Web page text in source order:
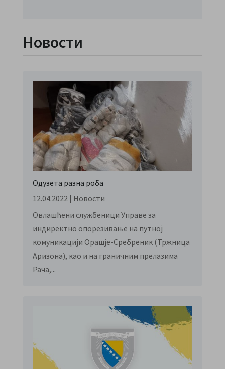
Новости
Одузета разна роба
12.04.2022 | Новости
Овлашћени службеници Управе за
индиректно опорезивање на путној
комуникацији Орашје-Сребреник (Тржница
Аризона), као и на граничним прелазима
Рача,...